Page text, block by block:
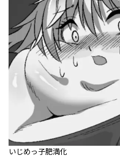
いじめっ子肥満化